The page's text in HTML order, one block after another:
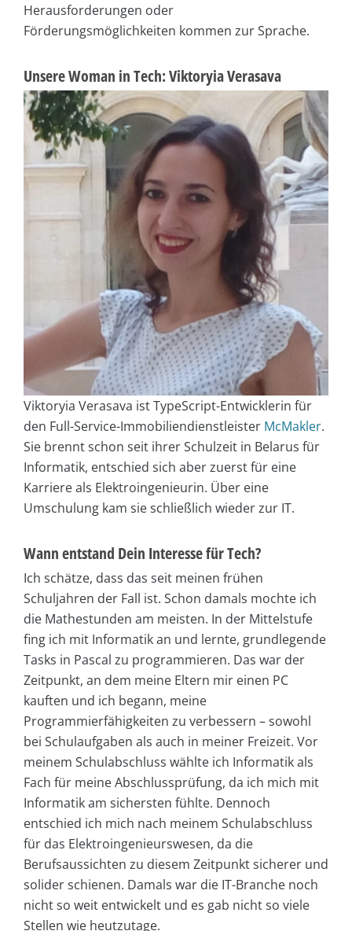
Herausforderungen oder
Förderungsmöglichkeiten kommen zur Sprache.
Unsere Woman in Tech: Viktoryia Verasava
Viktoryia Verasava ist TypeScript-Entwicklerin für
den Full-Service-Immobiliendienstleister McMakler.
Sie brennt schon seit ihrer Schulzeit in Belarus für
Informatik, entschied sich aber zuerst für eine
Karriere als Elektroingenieurin. Über eine
Umschulung kam sie schließlich wieder zur IT.
Wann entstand Dein Interesse für Tech?
Ich schätze, dass das seit meinen frühen
Schuljahren der Fall ist. Schon damals mochte ich
die Mathestunden am meisten. In der Mittelstufe
fing ich mit Informatik an und lernte, grundlegende
Tasks in Pascal zu programmieren. Das war der
Zeitpunkt, an dem meine Eltern mir einen PC
kauften und ich begann, meine
Programmierfähigkeiten zu verbessern – sowohl
bei Schulaufgaben als auch in meiner Freizeit. Vor
meinem Schulabschluss wählte ich Informatik als
Fach für meine Abschlussprüfung, da ich mich mit
Informatik am sichersten fühlte. Dennoch
entschied ich mich nach meinem Schulabschluss
für das Elektroingenieurswesen, da die
Berufsaussichten zu diesem Zeitpunkt sicherer und
solider schienen. Damals war die IT-Branche noch
nicht so weit entwickelt und es gab nicht so viele
Stellen wie heutzutage.